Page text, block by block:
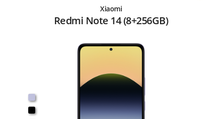
Xiaomi
Redmi Note 14 (8+256GB)